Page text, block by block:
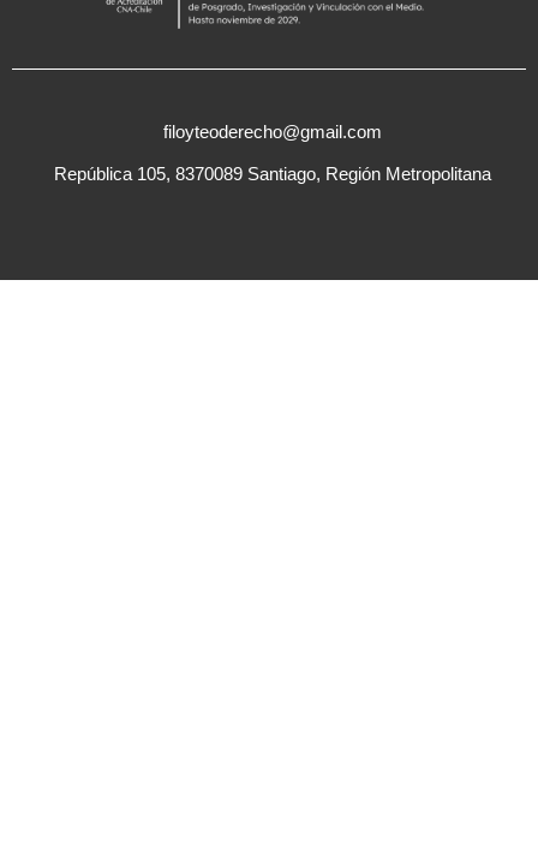
filoyteoderecho@gmail.com
República 105, 8370089 Santiago, Región Metropolitana